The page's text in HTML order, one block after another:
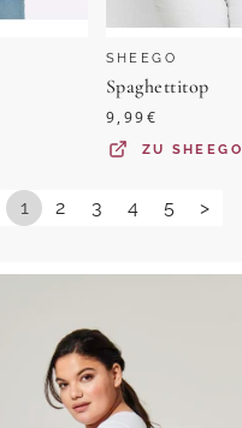
SHEEGO
Spaghettitop
9,99€
ZU SHEEGO
1 2 3 4 5 >